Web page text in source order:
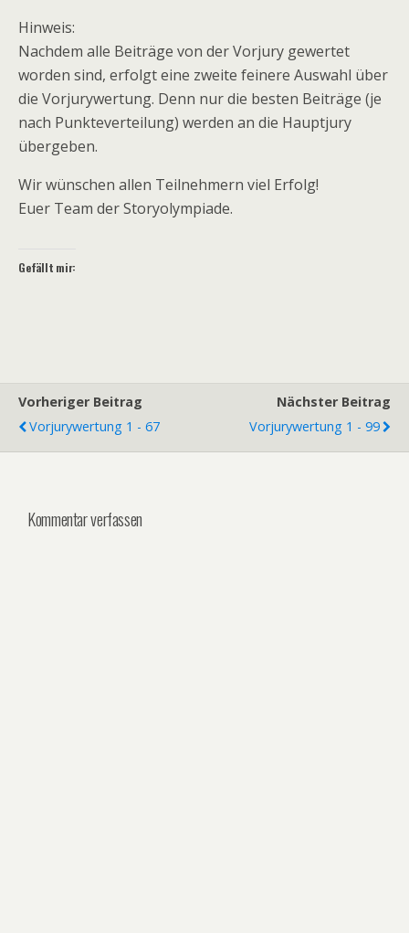
Hinweis:
Nachdem alle Beiträge von der Vorjury gewertet
worden sind, erfolgt eine zweite feinere Auswahl über
die Vorjurywertung. Denn nur die besten Beiträge (je
nach Punkteverteilung) werden an die Hauptjury
übergeben.
Wir wünschen allen Teilnehmern viel Erfolg!
Euer Team der Storyolympiade.
Gefällt mir:
Vorheriger Beitrag
Vorjurywertung 1 - 67
Nächster Beitrag
Vorjurywertung 1 - 99
Kommentar verfassen